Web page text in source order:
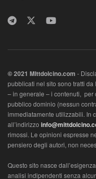
© 2021 MIttdolcino.com -
pubblicati nel sito sono tratti da
– in generale – i contenuti, per
pubblico dominio (nessun
immediatamente utilizzabili. In
all’indirizzo
rimossi. Le opinioni espresse
pensiero degli autori, non
Questo sito nasce
analisi indipendenti senza